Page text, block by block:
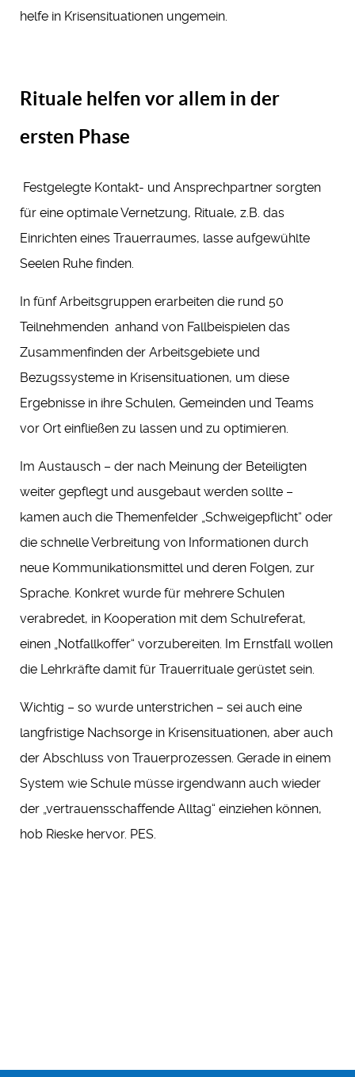
helfe in Krisensituationen ungemein.
Rituale helfen vor allem in der
ersten Phase
Festgelegte Kontakt- und Ansprechpartner sorgten
für eine optimale Vernetzung, Rituale, z.B. das
Einrichten eines Trauerraumes, lasse aufgewühlte
Seelen Ruhe finden.
In fünf Arbeitsgruppen erarbeiten die rund 50
Teilnehmenden anhand von Fallbeispielen das
Zusammenfinden der Arbeitsgebiete und
Bezugssysteme in Krisensituationen, um diese
Ergebnisse in ihre Schulen, Gemeinden und Teams
vor Ort einfließen zu lassen und zu optimieren.
Im Austausch – der nach Meinung der Beteiligten
weiter gepflegt und ausgebaut werden sollte –
kamen auch die Themenfelder „Schweigepflicht“ oder
die schnelle Verbreitung von Informationen durch
neue Kommunikationsmittel und deren Folgen, zur
Sprache. Konkret wurde für mehrere Schulen
verabredet, in Kooperation mit dem Schulreferat,
einen „Notfallkoffer“ vorzubereiten. Im Ernstfall wollen
die Lehrkräfte damit für Trauerrituale gerüstet sein.
Wichtig – so wurde unterstrichen – sei auch eine
langfristige Nachsorge in Krisensituationen, aber auch
der Abschluss von Trauerprozessen. Gerade in einem
System wie Schule müsse irgendwann auch wieder
der „vertrauensschaffende Alltag“ einziehen können,
hob Rieske hervor. PES.